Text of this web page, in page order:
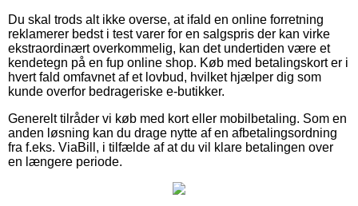
Du skal trods alt ikke overse, at ifald en online forretning
reklamerer bedst i test varer for en salgspris der kan virke
ekstraordinært overkommelig, kan det undertiden være et
kendetegn på en fup online shop. Køb med betalingskort er i
hvert fald omfavnet af et lovbud, hvilket hjælper dig som
kunde overfor bedrageriske e-butikker.
Generelt tilråder vi køb med kort eller mobilbetaling. Som en
anden løsning kan du drage nytte af en afbetalingsordning
fra f.eks. ViaBill, i tilfælde af at du vil klare betalingen over
en længere periode.